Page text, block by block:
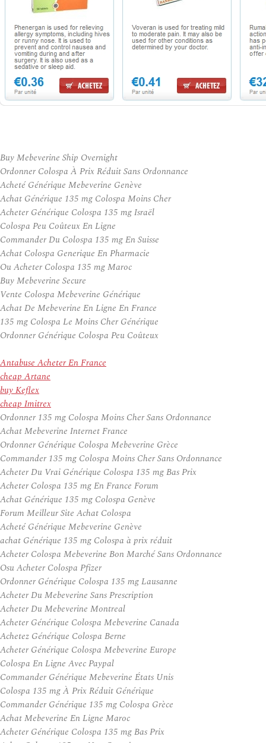
Buy Mebeverine Ship Overnight
Ordonner Colospa À Prix Réduit Sans Ordonnance
Acheté Générique Mebeverine Genève
Achat Générique 135 mg Colospa Moins Cher
Acheter Générique Colospa 135 mg Israël
Colospa Peu Coûteux En Ligne
Commander Du Colospa 135 mg En Suisse
Achat Colospa Generique En Pharmacie
Ou Acheter Colospa 135 mg Maroc
Buy Mebeverine Secure
Vente Colospa Mebeverine Générique
Achat De Mebeverine En Ligne En France
135 mg Colospa Le Moins Cher Générique
Ordonner Générique Colospa Peu Coûteux
Antabuse Acheter En France
cheap Artane
buy Keflex
cheap Imitrex
Ordonner 135 mg Colospa Moins Cher Sans Ordonnance
Achat Mebeverine Internet France
Ordonner Générique Colospa Mebeverine Grèce
Commander 135 mg Colospa Moins Cher Sans Ordonnance
Acheter Du Vrai Générique Colospa 135 mg Bas Prix
Acheter Colospa 135 mg En France Forum
Achat Générique 135 mg Colospa Genève
Forum Meilleur Site Achat Colospa
Acheté Générique Mebeverine Genève
achat Générique 135 mg Colospa à prix réduit
Acheter Colospa Mebeverine Bon Marché Sans Ordonnance
Osu Acheter Colospa Pfizer
Ordonner Générique Colospa 135 mg Lausanne
Acheter Du Mebeverine Sans Prescription
Acheter Du Mebeverine Montreal
Acheter Générique Colospa Mebeverine Canada
Achetez Générique Colospa Berne
Acheter Générique Colospa Mebeverine Europe
Colospa En Ligne Avec Paypal
Commander Générique Mebeverine États Unis
Colospa 135 mg À Prix Réduit Générique
Commander Générique 135 mg Colospa Grèce
Achat Mebeverine En Ligne Maroc
Acheter Générique Colospa 135 mg Bas Prix